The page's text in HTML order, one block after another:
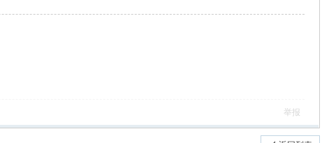
举报